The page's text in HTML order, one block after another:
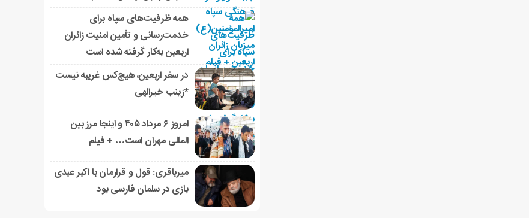
همه ظرفیت‌های سپاه برای
خدمت‌رسانی و تأمین امنیت زائران
اربعین به‌کار گرفته شده است
در سفر اربعین، هیچ‌کس غریبه نیست
*زینب خیرالهی
امروز ۶ مرداد ۴۰۵ و اینجا مرز بین
المللی مهران است… + فیلم
میرباقری: قول و قرارمان با اکبر عبدی
بازی در سلمان فارسی بود